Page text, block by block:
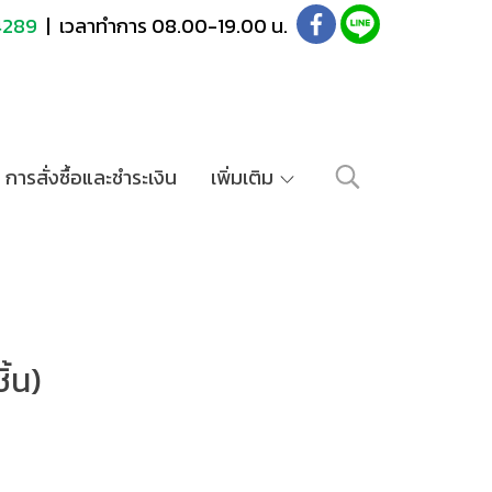
| เวลาทำการ 08.00-19.00 น.
การสั่งซื้อและชำระเงิน เพิ่มเติม
น)